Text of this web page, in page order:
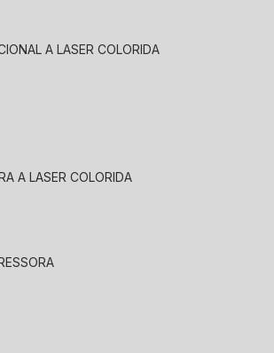
A LASER COLORIDA
A LASER COLORIDA